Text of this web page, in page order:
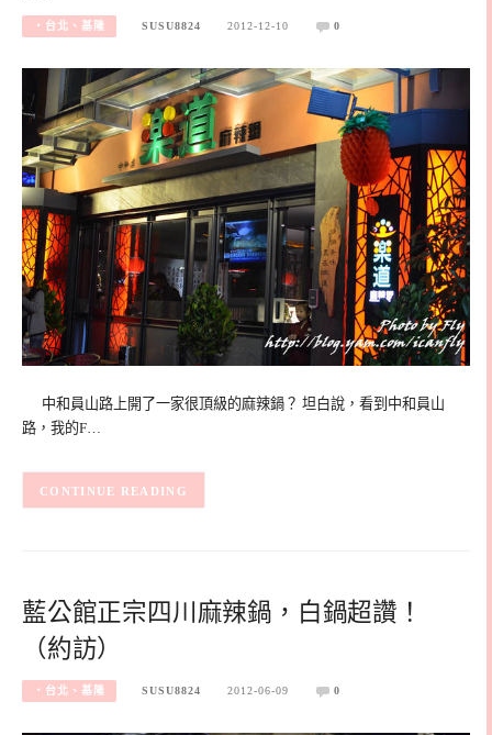
‧台北、基隆 SUSU8824 2012-12-10 0
中和員山路上開了一家很頂級的麻辣鍋？ 坦白說，看到中和員山
路，我的F…
CONTINUE READING
藍公館正宗四川麻辣鍋，白鍋超讚！
（約訪）
‧台北、基隆 SUSU8824 2012-06-09 0